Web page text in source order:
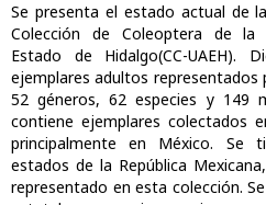
Se presenta el estado actual de
Colección de Coleoptera de la
Estado de Hidalgo(CC-UAEH).
ejemplares adultos representados
52 géneros, 62 especies y 149
contiene ejemplares colectados
principalmente en México. Se
estados de la República
representado en esta colección.